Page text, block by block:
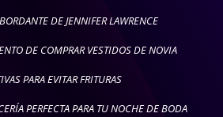
DE JENNIFER LAWRENCE
DE COMPRAR VESTIDOS DE NOVIA
PARA EVITAR FRITURAS
PERFECTA PARA TU NOCHE DE BODA